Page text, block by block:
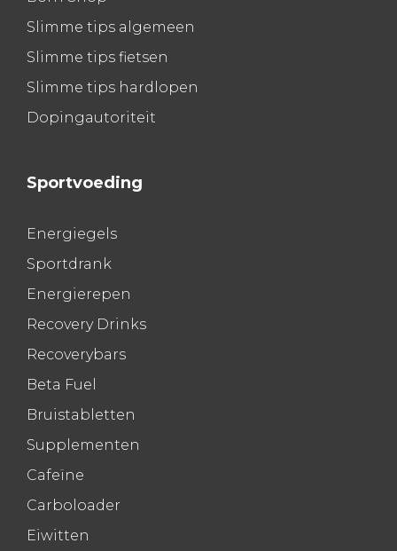
Slimme tips algemeen
Slimme tips fietsen
Slimme tips hardlopen
Dopingautoriteit
Sportvoeding
Energiegels
Sportdrank
Energierepen
Recovery Drinks
Recoverybars
Beta Fuel
Bruistabletten
Supplementen
Cafeïne
Carboloader
Eiwitten